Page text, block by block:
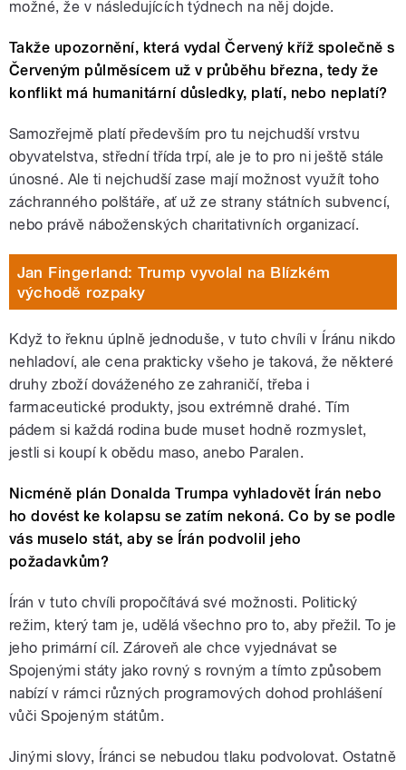
možné, že v následujících týdnech na něj dojde.
Takže upozornění, která vydal Červený kříž společně s
Červeným půlměsícem už v průběhu března, tedy že
konflikt má humanitární důsledky, platí, nebo neplatí?
Samozřejmě platí především pro tu nejchudší vrstvu
obyvatelstva, střední třída trpí, ale je to pro ni ještě stále
únosné. Ale ti nejchudší zase mají možnost využít toho
záchranného polštáře, ať už ze strany státních subvencí,
nebo právě náboženských charitativních organizací.
Jan Fingerland: Trump vyvolal na Blízkém
východě rozpaky
Když to řeknu úplně jednoduše, v tuto chvíli v Íránu nikdo
nehladoví, ale cena prakticky všeho je taková, že některé
druhy zboží dováženého ze zahraničí, třeba i
farmaceutické produkty, jsou extrémně drahé. Tím
pádem si každá rodina bude muset hodně rozmyslet,
jestli si koupí k obědu maso, anebo Paralen.
Nicméně plán Donalda Trumpa vyhladovět Írán nebo
ho dovést ke kolapsu se zatím nekoná. Co by se podle
vás muselo stát, aby se Írán podvolil jeho
požadavkům?
Írán v tuto chvíli propočítává své možnosti. Politický
režim, který tam je, udělá všechno pro to, aby přežil. To je
jeho primární cíl. Zároveň ale chce vyjednávat se
Spojenými státy jako rovný s rovným a tímto způsobem
nabízí v rámci různých programových dohod prohlášení
vůči Spojeným státům.
Jinými slovy, Íránci se nebudou tlaku podvolovat. Ostatně